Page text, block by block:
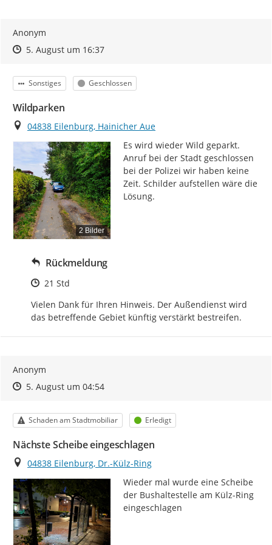
Anonym
Zeitpunkt des Erstellens
Zeitpunkt des Erstellens
5. August um 16:37Zur Äußerung
Kategorie
Sonstiges Status
Geschlossen
Wildparken
Ort
04838 Eilenburg, Hainicher Aue
2 Bilder
Es wird wieder Wild geparkt.
Anruf bei der Stadt geschlossen
bei der Polizei wir haben keine
Zeit. Schilder aufstellen wäre die
Lösung.
Rückmeldung
Zeitpunkt des Erstellens
21 Std
Vielen Dank für Ihren Hinweis. Der Außendienst wird
das betreffende Gebiet künftig verstärkt bestreifen.
Anonym
Zeitpunkt des Erstellens
Zeitpunkt des Erstellens
5. August um 04:54Zur Äußerung
Kategorie
Schaden am Stadtmobiliar Status
Erledigt
Nächste Scheibe eingeschlagen
Ort
04838 Eilenburg, Dr.-Külz-Ring
Wieder mal wurde eine Scheibe
der Bushaltestelle am Külz-Ring
eingeschlagen